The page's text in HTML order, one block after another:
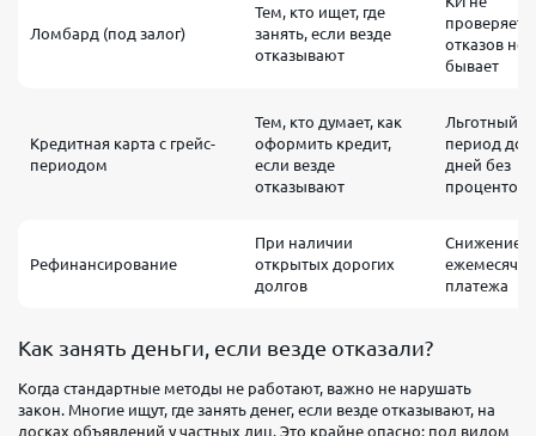
Ломбард (под залог)
Тем, кто ищет, где
занять, если везде
отказывают
отказов не
бывает
Кредитная карта с грейс-
периодом
Тем, кто думает, как
оформить кредит,
если везде
отказывают
Льготный
период до
дней без
процентов
Рефинансирование
При наличии
открытых дорогих
долгов
Снижение
платежа
Как занять деньги, если везде отказали?
Когда стандартные методы не работают, важно не нарушать
закон. Многие ищут, где занять денег, если везде отказывают, на
досках объявлений у частных лиц. Это крайне опасно: под видом